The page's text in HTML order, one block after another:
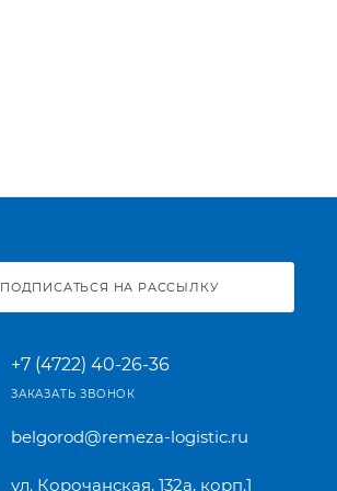
ПОДПИСАТЬСЯ НА РАССЫЛКУ
+7 (4722) 40-26-36
ЗАКАЗАТЬ ЗВОНОК
belgorod@remeza-logistic.ru
ул. Корочанская, 132а, корп.1